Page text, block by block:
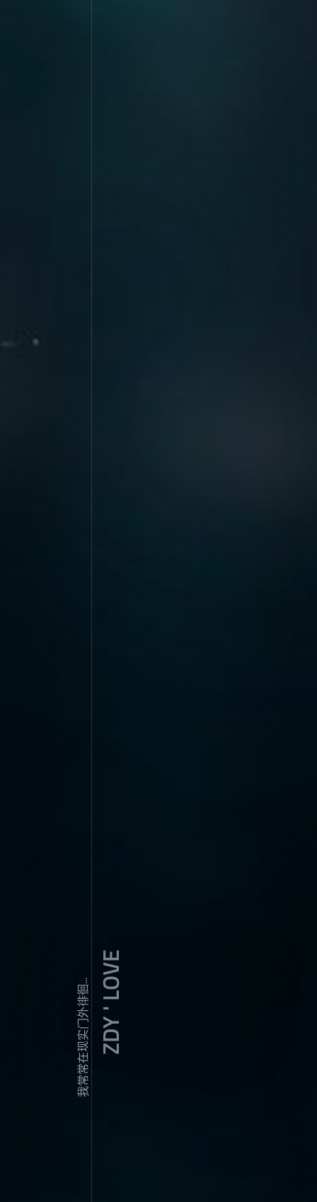
我常常在现实门外徘徊...ZDY ' LOVE